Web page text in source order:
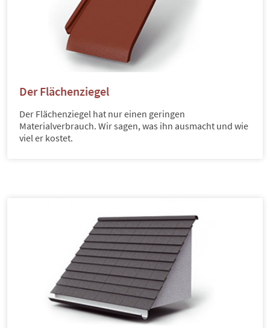
Der Flächenziegel
Der Flächenziegel hat nur einen geringen
Materialverbrauch. Wir sagen, was ihn ausmacht und wie
viel er kostet.